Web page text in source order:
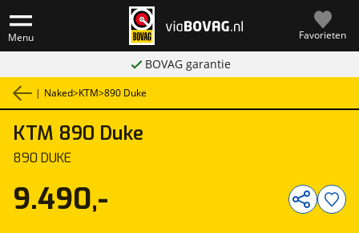
Menu Favorieten
BOVAG garantie
| Naked>KTM>890 Duke
KTM 890 Duke
890 DUKE
9.490,-